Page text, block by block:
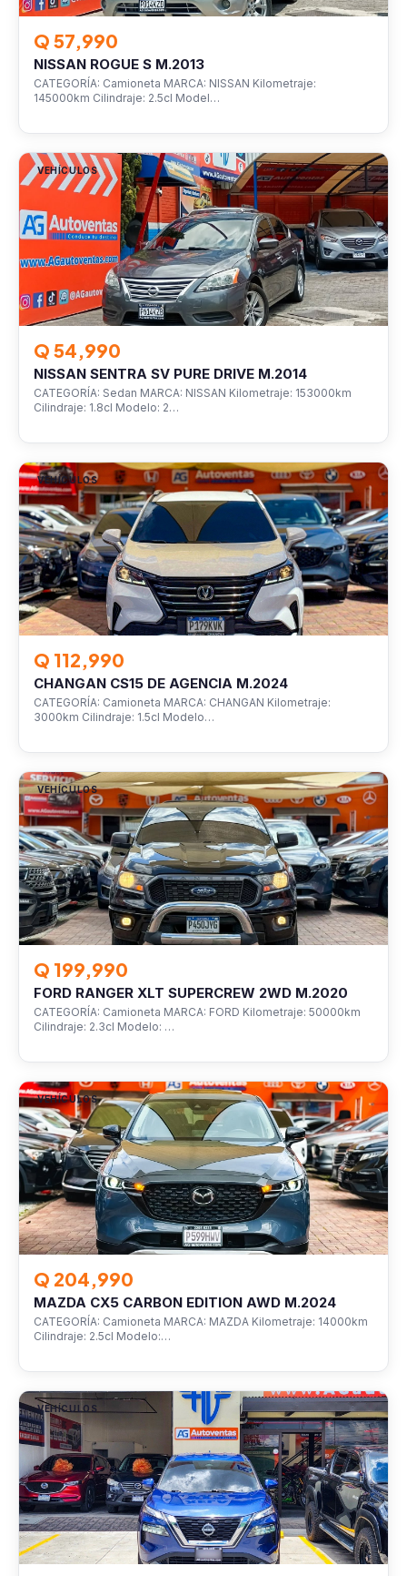
Q 57,990
NISSAN ROGUE S M.2013
CATEGORÍA: Camioneta MARCA: NISSAN Kilometraje:
145000km Cilindraje: 2.5cl Model…
VEHÍCULOS
Q 54,990
NISSAN SENTRA SV PURE DRIVE M.2014
CATEGORÍA: Sedan MARCA: NISSAN Kilometraje: 153000km
Cilindraje: 1.8cl Modelo: 2…
VEHÍCULOS
Q 112,990
CHANGAN CS15 DE AGENCIA M.2024
CATEGORÍA: Camioneta MARCA: CHANGAN Kilometraje:
3000km Cilindraje: 1.5cl Modelo…
VEHÍCULOS
Q 199,990
FORD RANGER XLT SUPERCREW 2WD M.2020
CATEGORÍA: Camioneta MARCA: FORD Kilometraje: 50000km
Cilindraje: 2.3cl Modelo: …
VEHÍCULOS
Q 204,990
MAZDA CX5 CARBON EDITION AWD M.2024
CATEGORÍA: Camioneta MARCA: MAZDA Kilometraje: 14000km
Cilindraje: 2.5cl Modelo:…
VEHÍCULOS